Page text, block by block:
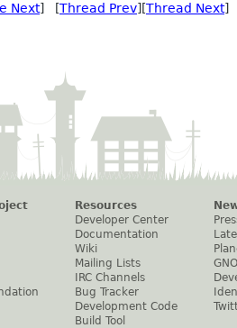
Next] [Thread Prev][Thread Next]
Resources
Developer Center
Documentation
Wiki
Mailing Lists
IRC Channels
Bug Tracker
Development Code
Build Tool